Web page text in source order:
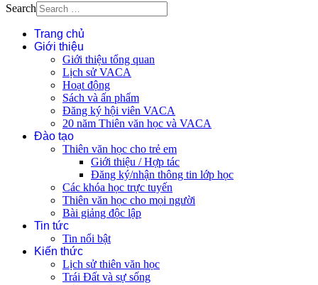
Search
Trang chủ
Giới thiệu
Giới thiệu tổng quan
Lịch sử VACA
Hoạt động
Sách và ấn phẩm
Đăng ký hội viên VACA
20 năm Thiên văn học và VACA
Đào tạo
Thiên văn học cho trẻ em
Giới thiệu / Hợp tác
Đăng ký/nhận thông tin lớp học
Các khóa học trực tuyến
Thiên văn học cho mọi người
Bài giảng độc lập
Tin tức
Tin nổi bật
Kiến thức
Lịch sử thiên văn học
Trái Đất và sự sống